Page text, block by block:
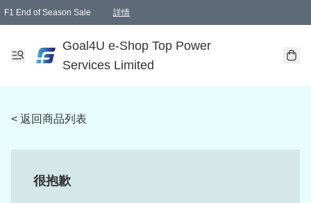
F1 End of Season Sale 詳情
Goal4U e-Shop Top Power
Services Limited
< 返回商品列表
很抱歉